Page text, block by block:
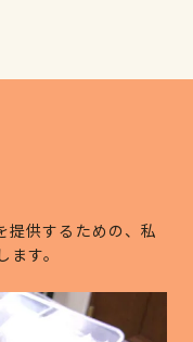
提供するための、私
す。